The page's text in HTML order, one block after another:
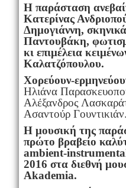
Hπαράσταση
Κατερίνας
Δημογιάννη,
Παντουβάκη,
κι επιμέλεια
Καλατζόπουλου.
Χορεύουν-
Ηλιάνα
Αλέξανδρος
Ασαντούρ Γουντικιάν.
Η μουσική της
πρώτο βραβείο
ambient-
2016 στα διεθνή
Akademia.